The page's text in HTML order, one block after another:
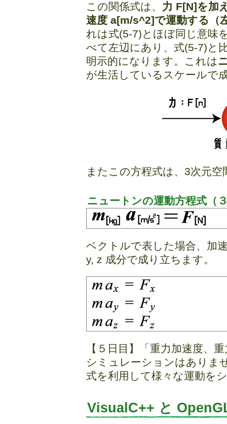
この関係式は、 力 F[N]を加
速度 a[m/s^2]で運動する（
れは式(5-7)とほぼ同じ意味
べて左辺にあり、式(5-7)と
明示的になります。これは
が生活しているスケールで
またこの方程式は、3次元
ニュートンの運動方程式（
ベクトルで表した場合、加
y, z 成分で成り立ちます。
【５日目】「重力加速度、
シミュレーションはありま
式を利用して様々な運動を
VisualC++ と